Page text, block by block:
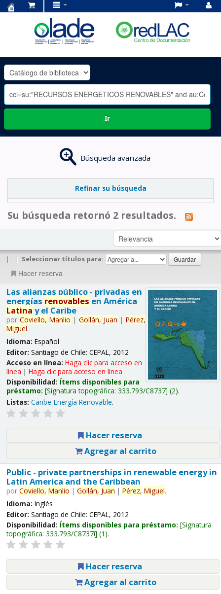
OLADE
-
Ir
Búsqueda avanzada
Refinar su búsqueda
Su búsqueda retornó 2 resultados.
| | Seleccionar títulos para:
Hacer reserva
Las alianzas público - privadas en
energías renovables en América
Latina y el Caribe
por Coviello, Manlio | Gollán, Juan | Pérez,
Miguel.
Idioma: Español
Editor: Santiago de Chile: CEPAL, 2012
Acceso en línea: Haga clic para acceso en
línea | Haga clic para acceso en línea
Disponibilidad: Ítems disponibles para
préstamo: Signatura topográfica: 333.793/C8737 (2).
Listas: Caribe-Energía Renovable.
Hacer reserva
Agregar al carrito
Public - private partnerships in renewable energy in
Latin America and the Caribbean
por Coviello, Manlio | Gollán, Juan | Pérez, Miguel.
Idioma: Inglés
Editor: Santiago de Chile: CEPAL, 2012
Disponibilidad: Ítems disponibles para préstamo: Signatura
topográfica: 333.793/C8737i (1).
Hacer reserva
Agregar al carrito